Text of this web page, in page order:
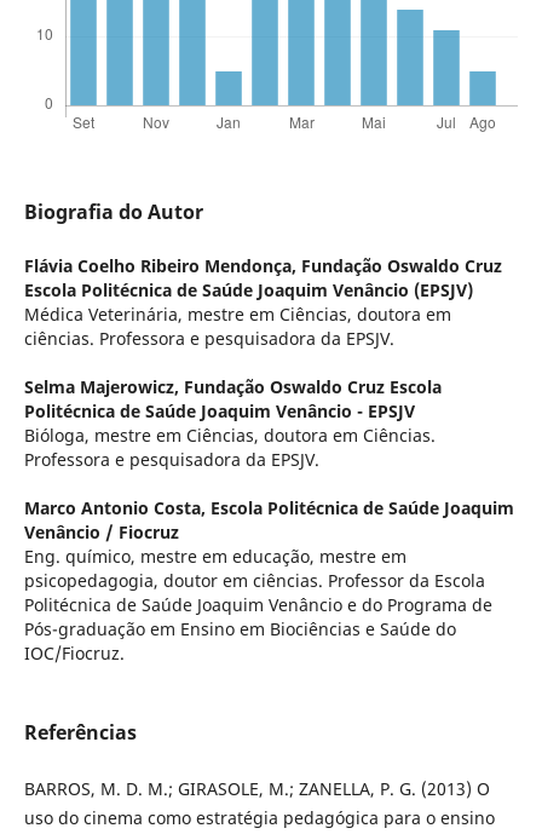
Biografia do Autor
Flávia Coelho Ribeiro Mendonça, Fundação Oswaldo Cruz
Escola Politécnica de Saúde Joaquim Venâncio (EPSJV)
Médica Veterinária, mestre em Ciências, doutora em
ciências. Professora e pesquisadora da EPSJV.
Selma Majerowicz, Fundação Oswaldo Cruz Escola
Politécnica de Saúde Joaquim Venâncio - EPSJV
Bióloga, mestre em Ciências, doutora em Ciências.
Professora e pesquisadora da EPSJV.
Marco Antonio Costa, Escola Politécnica de Saúde Joaquim
Venâncio / Fiocruz
Eng. químico, mestre em educação, mestre em
psicopedagogia, doutor em ciências. Professor da Escola
Politécnica de Saúde Joaquim Venâncio e do Programa de
Pós-graduação em Ensino em Biociências e Saúde do
IOC/Fiocruz.
Referências
BARROS, M. D. M.; GIRASOLE, M.; ZANELLA, P. G. (2013) O
uso do cinema como estratégia pedagógica para o ensino